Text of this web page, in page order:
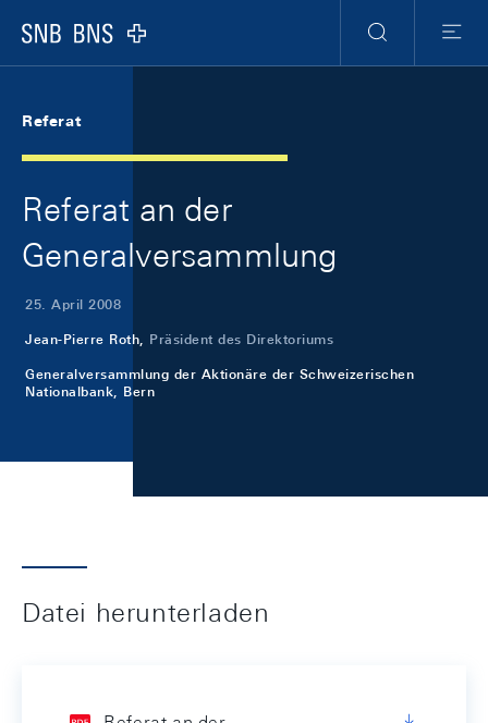
Logo
Suche
Menu
Referat
Referat an der
Generalversammlung
25. April 2008
Jean-Pierre Roth, Präsident des Direktoriums
Generalversammlung der Aktionäre der Schweizerischen
Nationalbank, Bern
Datei herunterladen